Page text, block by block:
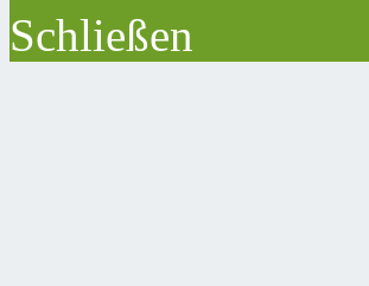
Schließen